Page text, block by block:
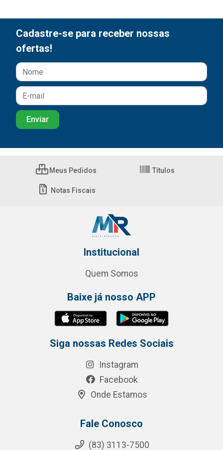
Cadastre-se para receber nossas
ofertas!
Meus Pedidos Títulos
Notas Fiscais
Institucional
Quem Somos
Baixe já nosso APP
Siga nossas Redes Sociais
Instagram
Facebook
Onde Estamos
Fale Conosco
(83) 3113-7500